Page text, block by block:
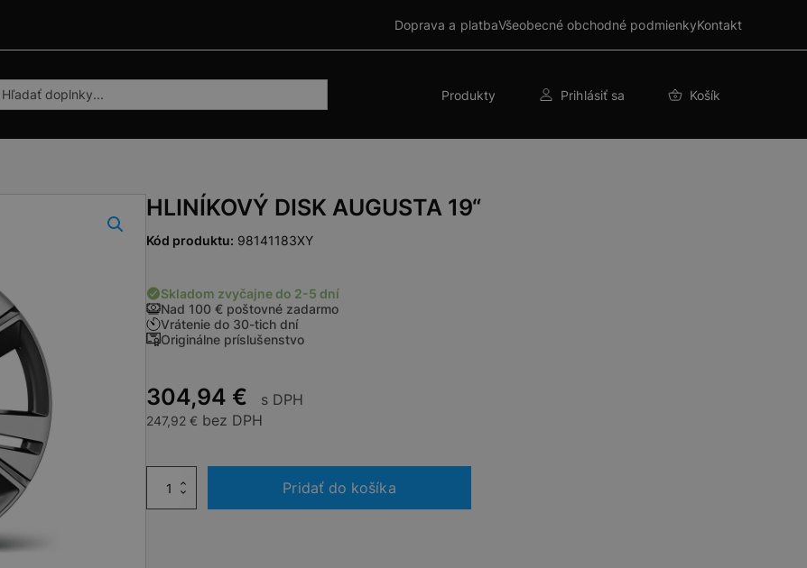
Doprava a platbaVšeobecné obchodné podmienkyKontakt
Produkty Prihlásiť sa Košík
HLINÍKOVÝ DISK AUGUSTA 19“
Kód produktu: 98141183XY
Skladom zvyčajne do 2-5 dní
Nad 100 € poštovné zadarmo
Vrátenie do 30-tich dní
Originálne príslušenstvo
304,94 € s DPH
247,92 € bez DPH
množstvo
HLINÍKOVÝ
Pridať do košíka